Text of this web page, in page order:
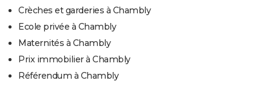
Crèches et garderies à Chambly
Ecole privée à Chambly
Maternités à Chambly
Prix immobilier à Chambly
Référendum à Chambly